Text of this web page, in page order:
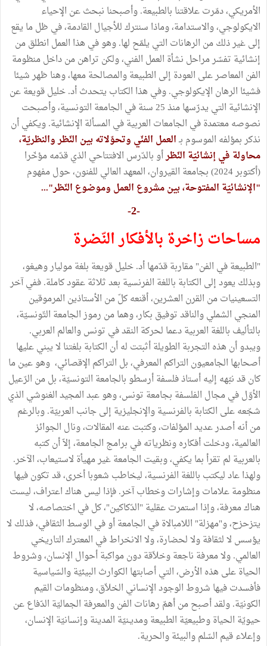
الأمريكي، دمّرت علاقتنا بالطبيعة. وأصبحنا نبحث عن الإحياء
الايكولوجي، والاستدامة، وماذا سنترك للأجيال القادمة، في ظل ما يقع
إلى غير ذلك من الرهانات التي يلمّح لها. وهو في هذا العمل انطلق من
إنشائية تفسّر مراحل نشأة العمل الفني، ولكن تراهن من داخل منظومة
الفن المعاصر على العودة إلى الطبيعة والمصالحة معها، وهنا ظهر شيئا
فشيئا الرهان الإيكولوجي. وفي هذا الكتاب يتحدث أد. خليل قويعة عن
الإنشائية التي يدرّسها منذ 25 سنة في الجامعة التونسية، وأصبحت
نصوصه معتمدة في الجامعات العربية في المسألة الإنشائية. ويكفي أن
نذكر بمؤلفه الموسوم بـالعمل الفنّي وتحوّلاته بين النّظر والنظريّة،
محاولة في إنشائيّة النّظرأو بالدّرس الافتتاحي الذي قدّمه مؤخّرا
(أكتوبر 2024) بجامعة القيروان، المعهد العالي للفنون، حول مفهوم
"الإنشائيّة المفتوحة، بين مشروع العمل وموضوع النّظر"...
-2-
مساحات زاخرة بالأفكار النّضرة
"الطبيعة في الفن" مقاربة قدّمها أد. خليل قويعة بلغة موليار وهيغو،
وبذلك يعود إلى الكتابة باللغة الفرنسية بعد ثلاثة عقود كاملة. ففي آخر
التسعينيات من القرن العشرين، أقنعه كلّ من الأستاذين المرموقين
المنجي الشملي والناقد توفيق بكار، وهما من رموز الجامعة التّونسيّة،
بالتأليف باللغة العربية دعما لحركة النقد في تونس والعالم العربي.
ويبدو أن هذه التجربة الطويلة أثبتت له أن الكتابة بلغتنا لا يبني عليها
أصحابها الجامعيون التراكم المعرفي، بل التراكم الإقصائي، وهو عين ما
كان قد نبّهه إليه أستاذ فلسفة أرسطو بالجامعة التونسيّة، بل من الرّعيل
الأوّل في مجال الفلسفة بجامعة تونس، وهو عبد المجيد الغنوشي الذي
شجّعه على الكتابة بالفرنسية والإنجليزية إلى جانب العربيّة. وبالرغم
من أنه أصدر عديد المؤلفات، وكتبت عنه المقالات، ونال الجوائز
العالمية، ودخلت أفكاره ونظرياته في برامج الجامعة، إلاّ أن كتبه
بالعربية لم تقرأ بما يكفي، وبقيت الجامعة غير مهيأة لاستيعاب، الآخر.
ولهذا عاد ليكتب باللغة الفرنسية، ليخاطب شعوبا أخرى، قد تكون فيها
منظومة علامات وإشارات وخطاب آخر. فإذا ليس هناك اعتراف، ليست
هناك معرفة، وإذا استمرت عقلية "الدّكاكين"، كل في اختصاصه، لا
يتزحزح، و"مهزلة" اللامبالاة في الجامعة أو في الوسط الثقافي، فذلك لا
يؤسس لا لثقافة ولا لحضارة، ولا الانخراط في المعترك التاريخي
العالمي. ولا معرفة ناجعة وخلاّقة دون مواكبة أحوال الإنسان، وشروط
الحياة على هذه الأرض، التي أصابتها الكوارث البيئيّة والسّياسية
فأفسدت فيها شروط الوجود الإنساني الخلاّق، ومنظومات القيم
الكونيّة. ولقد أصبح من أهمّ رهانات الفن والمعرفة الجماليّة الدّفاع عن
حيويّة الحياة وطبيعيّة الطبيعة ومديـنيّة المدينة وإنسانيّة الإنسان،
وإعلاء قيم السّلم والبيئة والحرية.